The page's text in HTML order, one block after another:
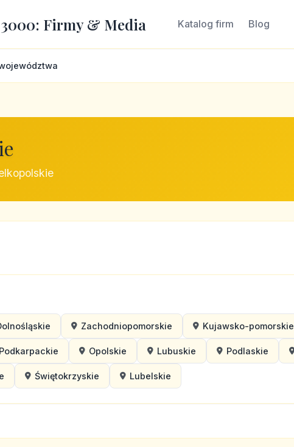
Firmy & Media Katalog firm Blog
Zachodniopomorskie Kujawsko-pomorskie
Podkarpackie Opolskie Lubuskie Podlaskie
Świętokrzyskie Lubelskie